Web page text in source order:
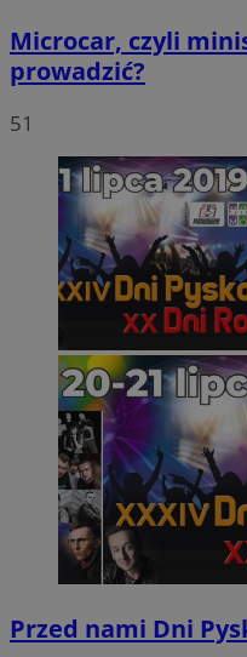
Microcar, czyli
prowadzić?
51
Przed nami Dni